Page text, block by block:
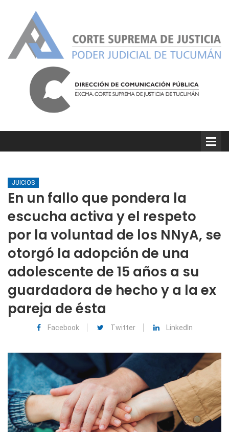
JUICIOS
En un fallo que pondera la
escucha activa y el respeto
por la voluntad de los NNyA, se
otorgó la adopción de una
adolescente de 15 años a su
guardadora de hecho y a la ex
pareja de ésta
Facebook Twitter LinkedIn